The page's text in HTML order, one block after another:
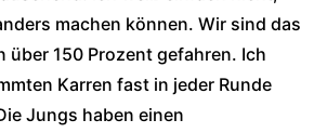
machen können. Wir sind das
über 150 Prozent gefahren. Ich
Karren fast in jeder Runde
Jungs haben einen